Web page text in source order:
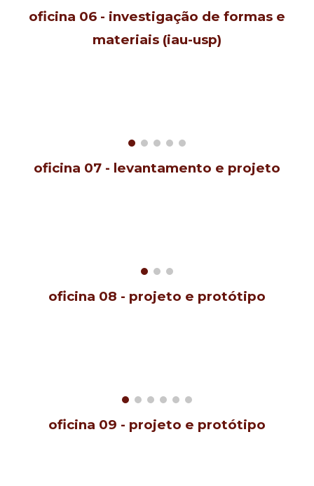
oficina 06 - investigação de formas e
materiais (iau-usp)
oficina 07 - levantamento e projeto
oficina 08 - projeto e protótipo
oficina 09 - projeto e protótipo